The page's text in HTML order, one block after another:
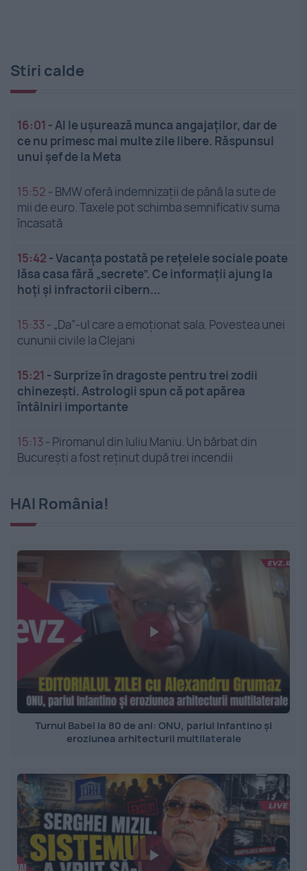
Stiri calde
16:01 - AI le ușurează munca angajaților, dar de
ce nu primesc mai multe zile libere. Răspunsul
unui șef de la Meta
15:52 - BMW oferă indemnizații de până la sute de
mii de euro. Taxele pot schimba semnificativ suma
încasată
15:42 -Vacanța postată pe rețelele sociale poate
lăsa casa fără „secrete”. Ce informații ajung la
hoți și infractorii cibern...
15:33 - „Da”-ul care a emoționat sala. Povestea unei
cununii civile la Clejani
15:21 - Surprize în dragoste pentru trei zodii
chinezești. Astrologii spun că pot apărea
întâlniri importante
15:13 - Piromanul din Iuliu Maniu. Un bărbat din
București a fost reținut după trei incendii
HAI România!
Turnul Babel la 80 de ani: ONU, pariul Infantino și
eroziunea arhitecturii multilaterale